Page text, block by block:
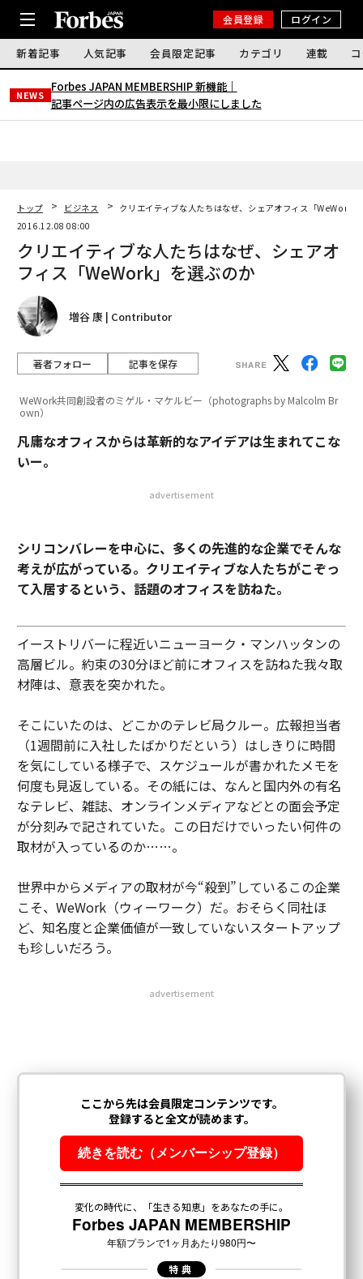
会員登録 ログイン
新着記事 人気記事 会員限定記事 カテゴリ 連載
NEWS
Forbes JAPAN MEMBERSHIP 新機能｜
記事ページ内の広告表示を最小限にしました
トップ ビジネス
クリエイティブな人たちはなぜ、シェアオフィス「WeWork
2016.12.08 08:00
クリエイティブな人たちはなぜ、シェアオ
フィス「WeWork」を選ぶのか
増谷 康 | Contributor
著者フォロー 記事を保存
WeWork共同創設者のミゲル・マケルビー（photographs by Malcolm Br
own）
凡庸なオフィスからは革新的なアイデアは生まれてこな
いー。
advertisement
シリコンバレーを中心に、多くの先進的な企業でそんな
考えが広がっている。クリエイティブな人たちがこぞっ
て入居するという、話題のオフィスを訪ねた。
イーストリバーに程近いニューヨーク・マンハッタンの
高層ビル。約束の30分ほど前にオフィスを訪ねた我々取
材陣は、意表を突かれた。
そこにいたのは、どこかのテレビ局クルー。広報担当者
（1週間前に入社したばかりだという）はしきりに時間
を気にしている様子で、スケジュールが書かれたメモを
何度も見返している。その紙には、なんと国内外の有名
なテレビ、雑誌、オンラインメディアなどとの面会予定
が分刻みで記されていた。この日だけでいったい何件の
取材が入っているのか……。
世界中からメディアの取材が今“殺到”しているこの企業
こそ、WeWork（ウィーワーク）だ。おそらく同社ほ
ど、知名度と企業価値が一致していないスタートアップ
も珍しいだろう。
advertisement